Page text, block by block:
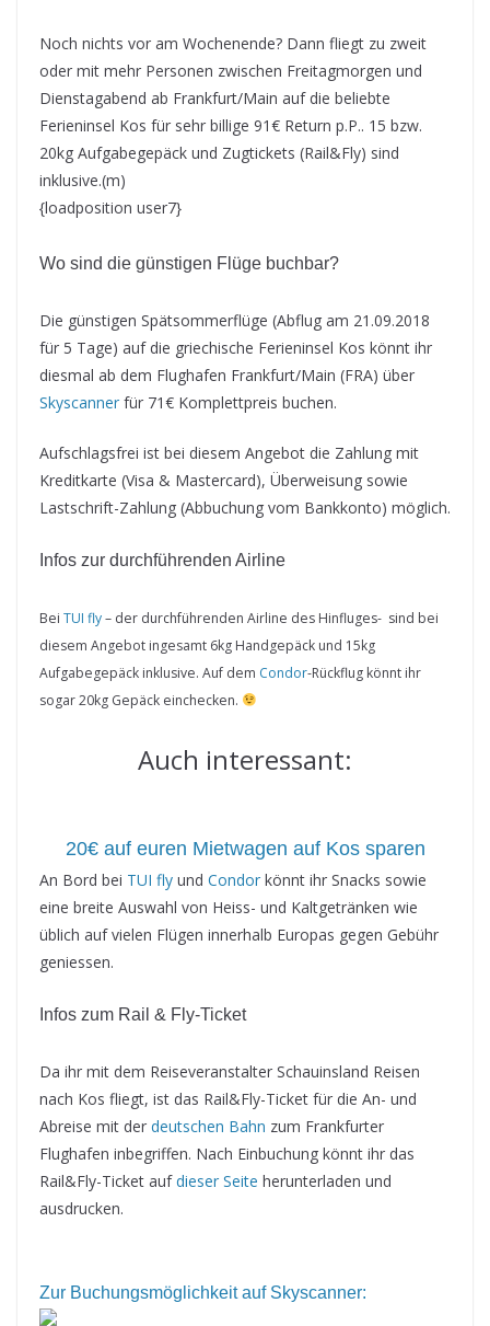
Noch nichts vor am Wochenende? Dann fliegt zu zweit
oder mit mehr Personen zwischen Freitagmorgen und
Dienstagabend ab Frankfurt/Main auf die beliebte
Ferieninsel Kos für sehr billige 91€ Return p.P.. 15 bzw.
20kg Aufgabegepäck und Zugtickets (Rail&Fly) sind
inklusive.(m)
{loadposition user7}
Wo sind die günstigen Flüge buchbar?
Die günstigen Spätsommerflüge (Abflug am 21.09.2018
für 5 Tage) auf die griechische Ferieninsel Kos könnt ihr
diesmal ab dem Flughafen Frankfurt/Main (FRA) über
Skyscanner für 71€ Komplettpreis buchen.
Aufschlagsfrei ist bei diesem Angebot die Zahlung mit
Kreditkarte (Visa & Mastercard), Überweisung sowie
Lastschrift-Zahlung (Abbuchung vom Bankkonto) möglich.
Infos zur durchführenden Airline
Bei TUI fly– der durchführenden Airline des Hinfluges- sind bei
diesem Angebot ingesamt 6kg Handgepäck und 15kg
Aufgabegepäck inklusive. Auf dem Condor-Rückflug könnt ihr
sogar 20kg Gepäck einchecken.
Auch interessant:
20€ auf euren Mietwagen auf Kos sparen
An Bord bei TUI fly und Condor könnt ihr Snacks sowie
eine breite Auswahl von Heiss- und Kaltgetränken wie
üblich auf vielen Flügen innerhalb Europas gegen Gebühr
geniessen.
Infos zum Rail & Fly-Ticket
Da ihr mit dem Reiseveranstalter Schauinsland Reisen
nach Kos fliegt, ist das Rail&Fly-Ticket für die An- und
Abreise mit der deutschen Bahn zum Frankfurter
Flughafen inbegriffen. Nach Einbuchung könnt ihr das
Rail&Fly-Ticket aufdieser Seite herunterladen und
ausdrucken.
Zur Buchungsmöglichkeit auf Skyscanner: